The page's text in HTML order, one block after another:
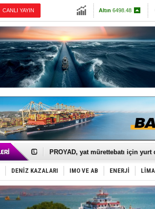
CANLI YAYIN
Altın 6498.48
Euro54.9577
İTU AUV, Dünya’da 2. oldu!
PROYAD, yat mürettebatı için
Türkiye-Irak enerji hattında yeni
Türk Armatöre 'Uyuşturucu'
Deniz turizminde yeni ‘Ceza
DÖDER, 28. Dönem Yönetim
Fairline, Türkiye’de ‘SoleMarin’i
Baltık Denizi'nde tarih yazıldı!
DENİZ KAZALARI IMO VE AB ENERJİ